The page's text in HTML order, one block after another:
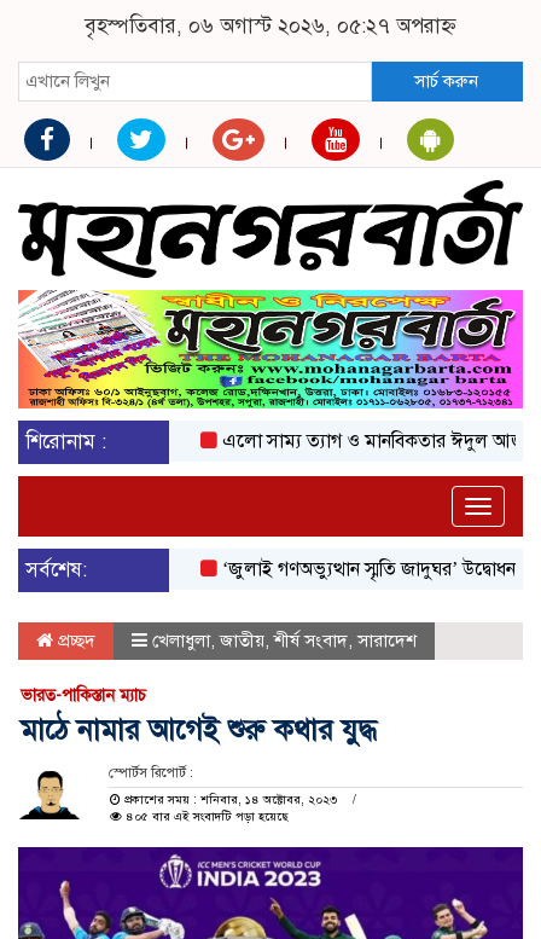
বৃহস্পতিবার, ০৬ অগাস্ট ২০২৬, ০৫:২৭ অপরাহ্ন
সার্চ করুন
শিরোনাম : এলো সাম্য ত্যাগ ও মানবিকতার ঈদুল আজহা
Toggle
সর্বশেষ:
‘জুলাই গণঅভ্যুত্থান স্মৃতি জাদুঘর’ উদ্বোধন করলেন
প্রচ্ছদ খেলাধুলা,জাতীয়,শীর্ষ সংবাদ,সারাদেশ
ভারত-পাকিস্তান ম্যাচ
মাঠে নামার আগেই শুরু কথার যুদ্ধ
স্পোর্টস রিপোর্ট :
প্রকাশের সময় : শনিবার, ১৪ অক্টোবর, ২০২৩
৪০৫ বার এই সংবাদটি পড়া হয়েছে